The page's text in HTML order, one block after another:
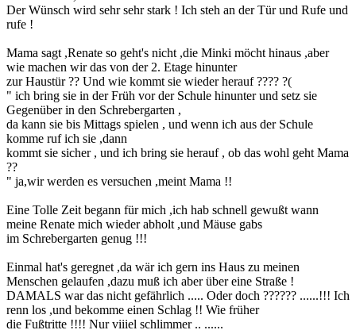
Der Wünsch wird sehr sehr stark ! Ich steh an der Tür und Rufe und
rufe !
Mama sagt ,Renate so geht's nicht ,die Minki möcht hinaus ,aber
wie machen wir das von der 2. Etage hinunter
zur Haustür ?? Und wie kommt sie wieder herauf ???? ?(
" ich bring sie in der Früh vor der Schule hinunter und setz sie
Gegenüber in den Schrebergarten ,
da kann sie bis Mittags spielen , und wenn ich aus der Schule
komme ruf ich sie ,dann
kommt sie sicher , und ich bring sie herauf , ob das wohl geht Mama
??
" ja,wir werden es versuchen ,meint Mama !!
Eine Tolle Zeit begann für mich ,ich hab schnell gewußt wann
meine Renate mich wieder abholt ,und Mäuse gabs
im Schrebergarten genug !!!
Einmal hat's geregnet ,da wär ich gern ins Haus zu meinen
Menschen gelaufen ,dazu muß ich aber über eine Straße !
DAMALS war das nicht gefährlich ..... Oder doch ?????? ......!!! Ich
renn los ,und bekomme einen Schlag !! Wie früher
die Fußtritte !!!! Nur viiiel schlimmer .. ......